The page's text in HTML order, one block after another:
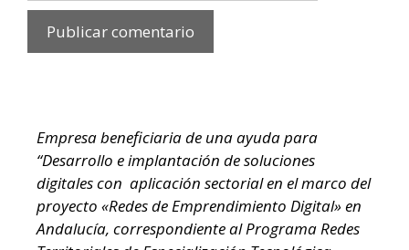
Empresa beneficiaria de una ayuda para
“Desarrollo e implantación de soluciones
digitales con aplicación sectorial en el marco del
proyecto «Redes de Emprendimiento Digital» en
Andalucía, correspondiente al Programa Redes